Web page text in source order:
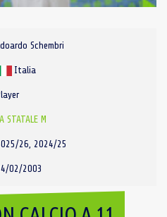
Schembri
Italia
STATALE M
26, 2024/25
02/2003